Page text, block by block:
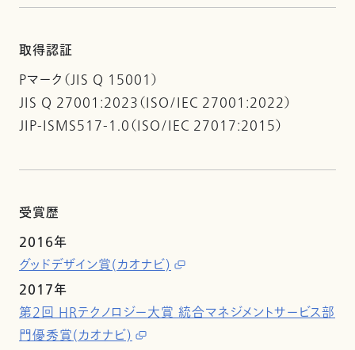
取得認証
Pマーク（JIS Q 15001）
JIS Q 27001:2023（ISO/IEC 27001:2022）
JIP-ISMS517-1.0（ISO/IEC 27017:2015）
受賞歴
2016年
グッドデザイン賞(カオナビ)
2017年
第2回 HRテクノロジー大賞 統合マネジメントサービス部
門優秀賞(カオナビ)